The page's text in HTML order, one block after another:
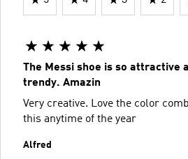
The Messi shoe is so attractive
trendy. Amazin
Very creative. Love the color
this anytime of the year
Alfred